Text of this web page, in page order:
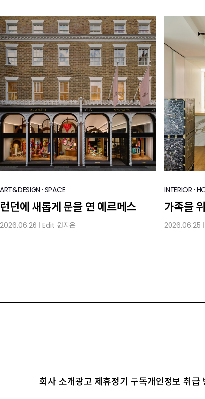
ART&DESIGN ·SPACE
런던에 새롭게 문을 연 에르메스
2026.06.26 Edit 원지은
INTERIOR ·
가족을
2026.06.25
회사 소개광고 제휴정기 구독개인정보 취급